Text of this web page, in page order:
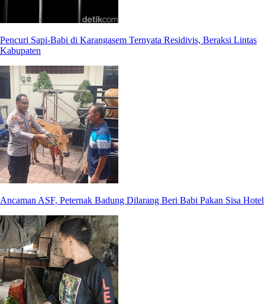
Pencuri Sapi-Babi di Karangasem Ternyata Residivis, Beraksi Lintas
Kabupaten
Ancaman ASF, Peternak Badung Dilarang Beri Babi Pakan Sisa Hotel